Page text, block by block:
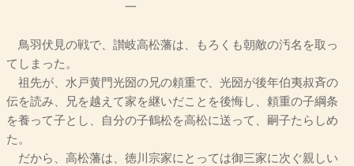
一
鳥羽伏見の戦で、讃岐高松藩は、もろくも朝敵の汚名を取っ
てしまった。
祖先が、水戸黄門光圀の兄の頼重で、光圀が後年伯夷叔斉の
伝を読み、兄を越えて家を継いだことを後悔し、頼重の子綱条
を養って子とし、自分の子鶴松を高松に送って、嗣子たらしめ
た。
だから、高松藩は、徳川宗家にとっては御三家に次ぐ親しい